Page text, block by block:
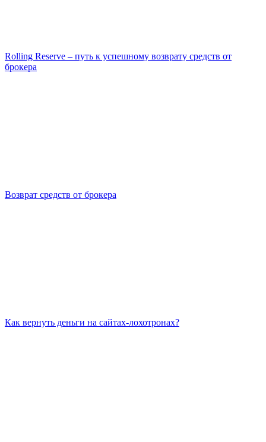
Rolling Reserve – путь к успешному возврату средств от
брокера
Возврат средств от брокера
Как вернуть деньги на сайтах-лохотронах?